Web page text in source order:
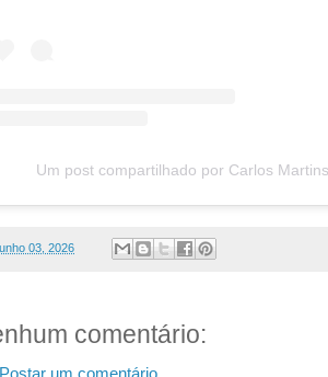
Um post compartilhado por Carlos
03, 2026
comentário: